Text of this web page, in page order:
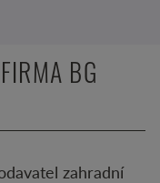
BG
zahradní